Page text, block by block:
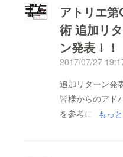
ログやfacebook
twitterなどをご覧
さい。 そして改
僕らが作ろうと
メージとして、
のキッド・アイ
ク・アート・ホ
アトリエ第
術 追加リ
ン発表！！
2017/07/27
追加リターン発
皆様からのアド
を参考に、オー
もっ